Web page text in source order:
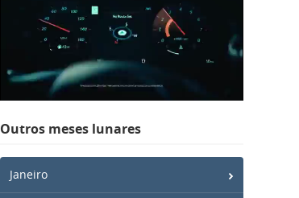
Outros meses lunares
Janeiro